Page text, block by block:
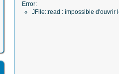
Error:
JFile::read : impossible d'ouvrir